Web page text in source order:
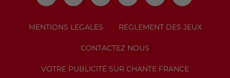
MENTIONS LEGALES RÈGLEMENT DES JEUX
CONTACTEZ NOUS
VOTRE PUBLICITÉ SUR CHANTE FRANCE